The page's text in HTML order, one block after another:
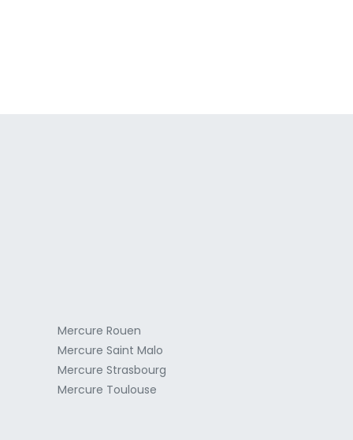
Mercure Rouen
Mercure Saint Malo
Mercure Strasbourg
Mercure Toulouse